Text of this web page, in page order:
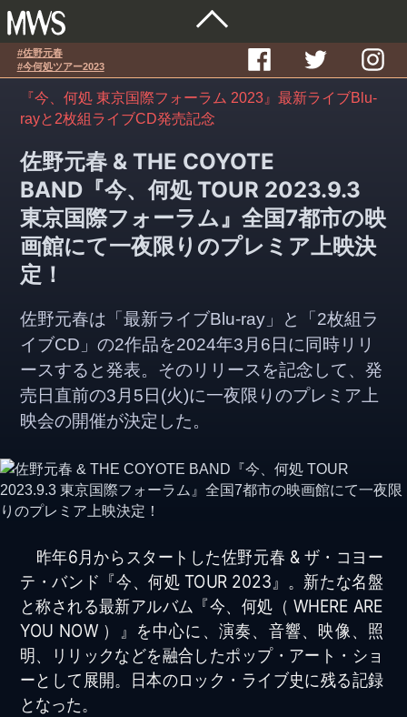
#佐野元春
#今何処ツアー2023
『今、何処 東京国際フォーラム 2023』最新ライブBlu-
rayと2枚組ライブCD発売記念
佐野元春 & THE COYOTE
BAND『今、何処 TOUR 2023.9.3
東京国際フォーラム』全国7都市の映
画館にて一夜限りのプレミア上映決
定！
佐野元春は「最新ライブBlu-ray」と「2枚組ラ
イブCD」の2作品を2024年3月6日に同時リリ
ースすると発表。そのリリースを記念して、発
売日直前の3月5日(火)に一夜限りのプレミア上
映会の開催が決定した。
昨年6月からスタートした佐野元春 & ザ・コヨー
テ・バンド『今、何処 TOUR 2023』。新たな名盤
と称される最新アルバム『今、何処（ WHERE ARE
YOU NOW ）』を中心に、演奏、音響、映像、照
明、リリックなどを融合したポップ・アート・ショ
ーとして展開。日本のロック・ライブ史に残る記録
となった。